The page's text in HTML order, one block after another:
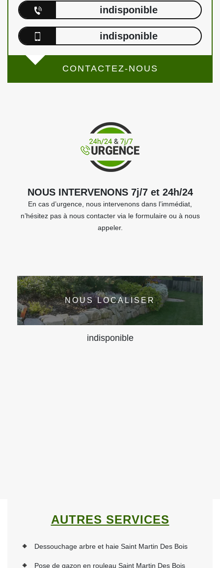
indisponible
indisponible
CONTACTEZ-NOUS
NOUS INTERVENONS 7j/7 et 24h/24
En cas d’urgence, nous intervenons dans l’immédiat,
n’hésitez pas à nous contacter via le formulaire ou à nous
appeler.
NOUS LOCALISER
indisponible
AUTRES SERVICES
Dessouchage arbre et haie Saint Martin Des Bois
Pose de gazon en rouleau Saint Martin Des Bois